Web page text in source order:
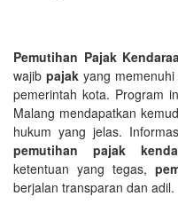
Pemutihan Pajak
wajibpajak yang
pemerintah kota. Program
Malang mendapatkan
hukum yang jelas.
pemutihan pajak
ketentuan yang tegas,
berjalan transparan dan adil.